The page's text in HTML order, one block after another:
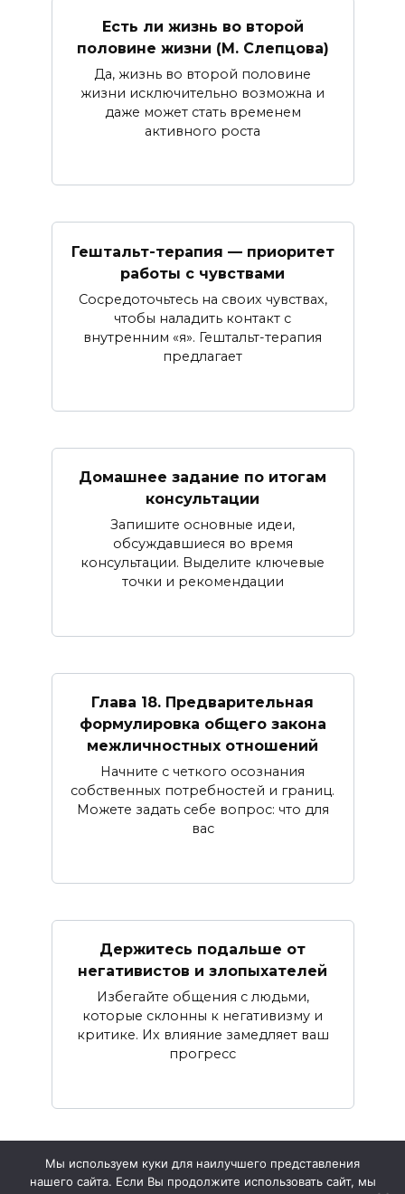
Есть ли жизнь во второй
половине жизни (М. Слепцова)
Да, жизнь во второй половине
жизни исключительно возможна и
даже может стать временем
активного роста
Гештальт-терапия — приоритет
работы с чувствами
Сосредоточьтесь на своих чувствах,
чтобы наладить контакт с
внутренним «я». Гештальт-терапия
предлагает
Домашнее задание по итогам
консультации
Запишите основные идеи,
обсуждавшиеся во время
консультации. Выделите ключевые
точки и рекомендации
Глава 18. Предварительная
формулировка общего закона
межличностных отношений
Начните с четкого осознания
собственных потребностей и границ.
Можете задать себе вопрос: что для
вас
Держитесь подальше от
негативистов и злопыхателей
Избегайте общения с людьми,
которые склонны к негативизму и
критике. Их влияние замедляет ваш
прогресс
Мы используем куки для наилучшего представления
нашего сайта. Если Вы продолжите использовать сайт, мы